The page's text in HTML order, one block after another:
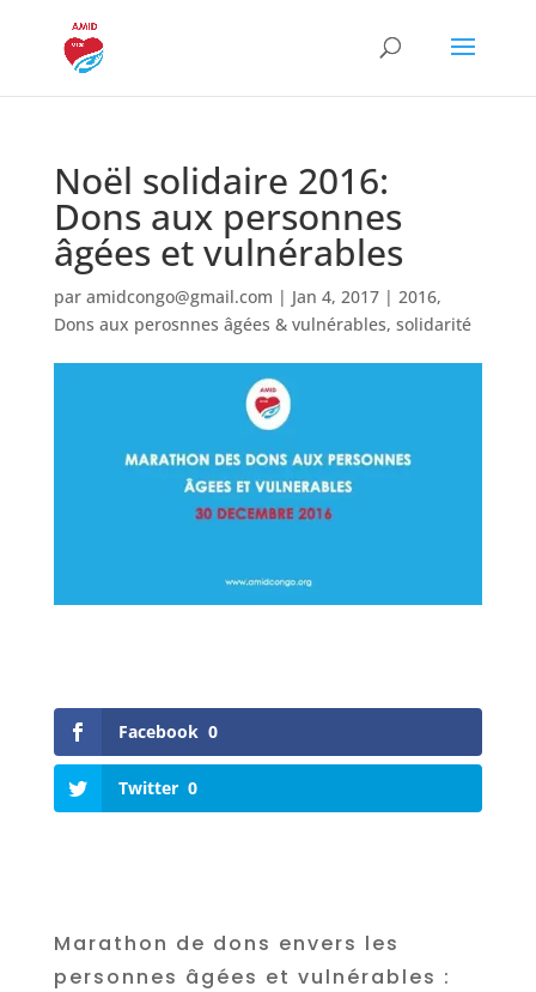
Noël solidaire 2016:
Dons aux personnes
âgées et vulnérables
par amidcongo@gmail.com | Jan 4, 2017| 2016,
Dons aux perosnnes âgées & vulnérables, solidarité
Facebook 0
Twitter 0
Marathon de dons envers les
personnes âgées et vulnérables :